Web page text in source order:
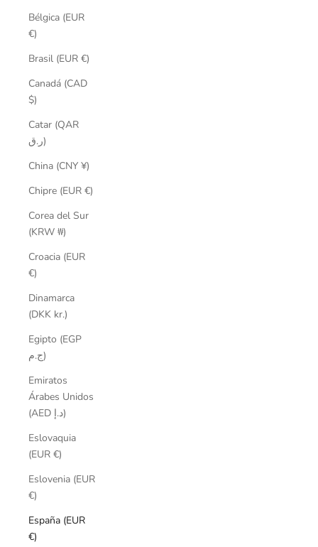
Bélgica (EUR
€)
Brasil (EUR €)
Canadá (CAD
$)
Catar (QAR
ر.ق)
China (CNY ¥)
Chipre (EUR €)
Corea del Sur
(KRW ₩)
Croacia (EUR
€)
Dinamarca
(DKK kr.)
Egipto (EGP
ج.م)
Emiratos
Árabes Unidos
(AED د.إ)
Eslovaquia
(EUR €)
Eslovenia (EUR
€)
España (EUR
€)